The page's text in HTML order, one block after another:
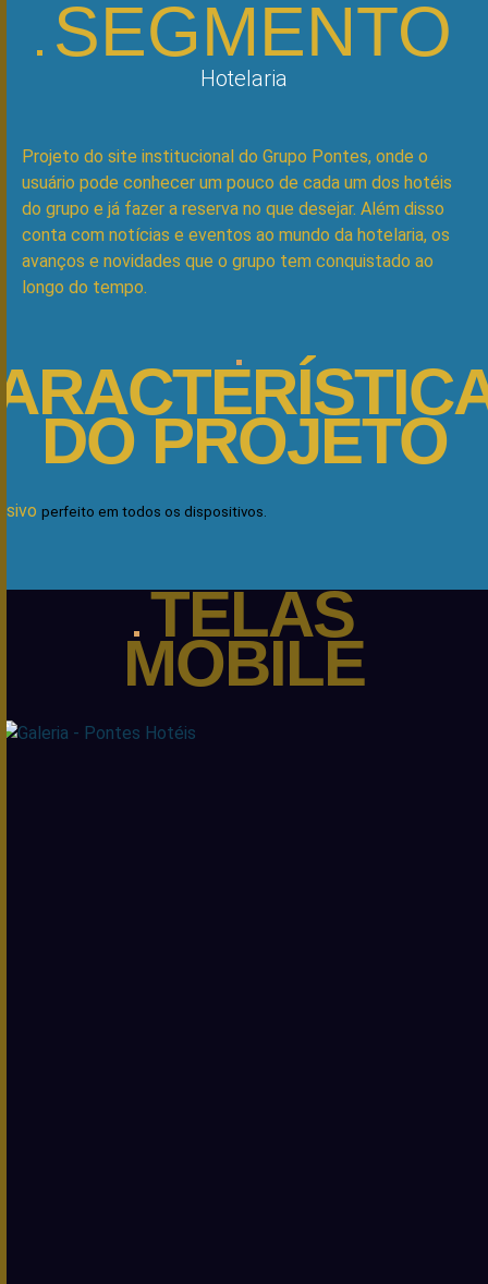
SEGMENTO
Hotelaria
Projeto do site institucional do Grupo Pontes, onde o
usuário pode conhecer um pouco de cada um dos hotéis
do grupo e já fazer a reserva no que desejar. Além disso
conta com notícias e eventos ao mundo da hotelaria, os
avanços e novidades que o grupo tem conquistado ao
longo do tempo.
DO PROJETO
perfeito em todos os dispositivos.
TELAS
MOBILE